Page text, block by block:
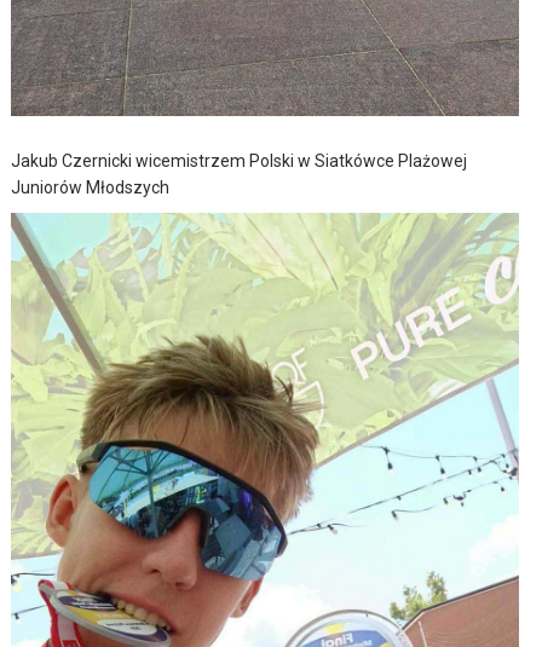
Jakub Czernicki wicemistrzem Polski w Siatkówce Plażowej
Juniorów Młodszych